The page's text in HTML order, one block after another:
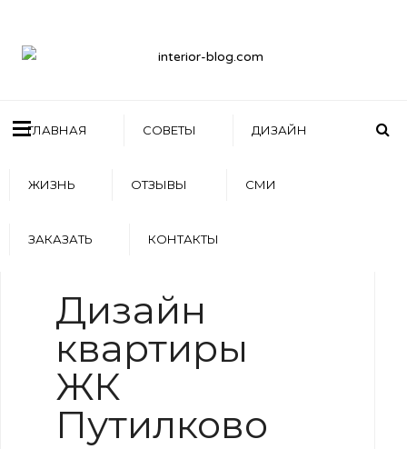
ГЛАВНАЯ СОВЕТЫ ДИЗАЙН
ЖИЗНЬ ОТЗЫВЫ СМИ
ЗАКАЗАТЬ КОНТАКТЫ
Дизайн
квартиры
ЖК
Путилково